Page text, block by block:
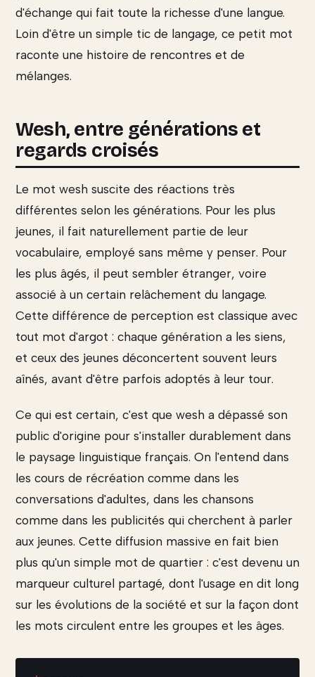
d'échange qui fait toute la richesse d'une langue.
Loin d'être un simple tic de langage, ce petit mot
raconte une histoire de rencontres et de
mélanges.
Wesh, entre générations et
regards croisés
Le mot wesh suscite des réactions très
différentes selon les générations. Pour les plus
jeunes, il fait naturellement partie de leur
vocabulaire, employé sans même y penser. Pour
les plus âgés, il peut sembler étranger, voire
associé à un certain relâchement du langage.
Cette différence de perception est classique avec
tout mot d'argot : chaque génération a les siens,
et ceux des jeunes déconcertent souvent leurs
aînés, avant d'être parfois adoptés à leur tour.
Ce qui est certain, c'est que wesh a dépassé son
public d'origine pour s'installer durablement dans
le paysage linguistique français. On l'entend dans
les cours de récréation comme dans les
conversations d'adultes, dans les chansons
comme dans les publicités qui cherchent à parler
aux jeunes. Cette diffusion massive en fait bien
plus qu'un simple mot de quartier : c'est devenu un
marqueur culturel partagé, dont l'usage en dit long
sur les évolutions de la société et sur la façon dont
les mots circulent entre les groupes et les âges.